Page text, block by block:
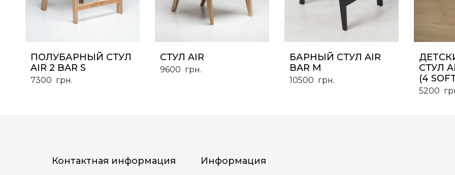
ПОЛУБАРНЫЙ СТУЛ
AIR 2 BAR S
7300 грн.
СТУЛ AIR
9600 грн.
БАРНЫЙ СТУЛ AIR
BAR M
10500 грн.
СТУЛ
(4
5200
Контактная информация Информация